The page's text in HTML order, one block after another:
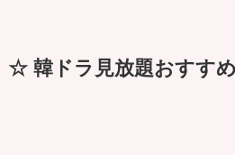
☆ 韓ドラ見放題おすす